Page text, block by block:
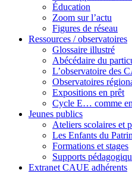
Éducation
Zoom sur l’actu
Figures de réseau
Ressources / observatoires
Glossaire illustré
Abécédaire du
L’observatoire des
Observatoires
Expositions en prêt
Cycle E… comme
Jeunes publics
Ateliers scolaires et
Les Enfants du
Formations et stages
Supports
Extranet CAUE adhérents